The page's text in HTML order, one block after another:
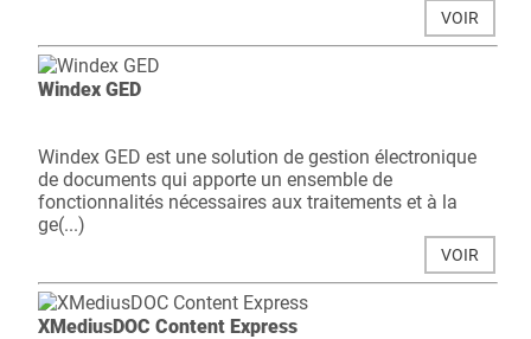
VOIR
Windex GED
Windex GED est une solution de gestion électronique
de documents qui apporte un ensemble de
fonctionnalités nécessaires aux traitements et à la
ge(...)
VOIR
XMediusDOC Content Express